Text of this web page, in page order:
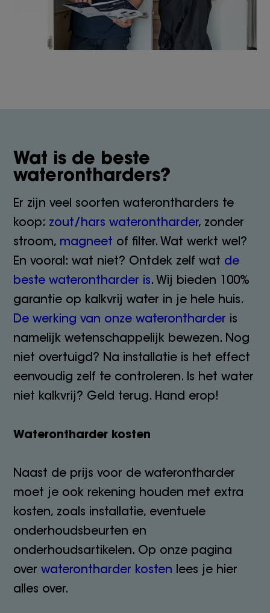
Wat is de beste
waterontharders?
Er zijn veel soorten waterontharders te
koop: zout/hars waterontharder, zonder
stroom, magneet of filter. Wat werkt wel?
En vooral: wat niet? Ontdek zelf wat de
beste waterontharder is. Wij bieden 100%
garantie op kalkvrij water in je hele huis.
De werking van onze waterontharder is
namelijk wetenschappelijk bewezen. Nog
niet overtuigd? Na installatie is het effect
eenvoudig zelf te controleren. Is het water
niet kalkvrij? Geld terug. Hand erop!
Waterontharder kosten
Naast de prijs voor de waterontharder
moet je ook rekening houden met extra
kosten, zoals installatie, eventuele
onderhoudsbeurten en
onderhoudsartikelen. Op onze pagina
overwaterontharder kosten lees je hier
alles over.